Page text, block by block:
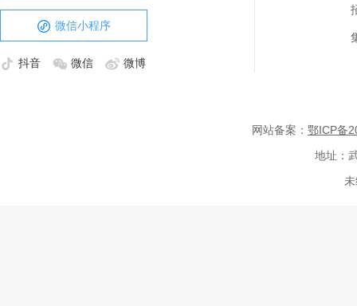
微信小程序
抖音 微信 微博
网站备案： 鄂ICP备
地址：